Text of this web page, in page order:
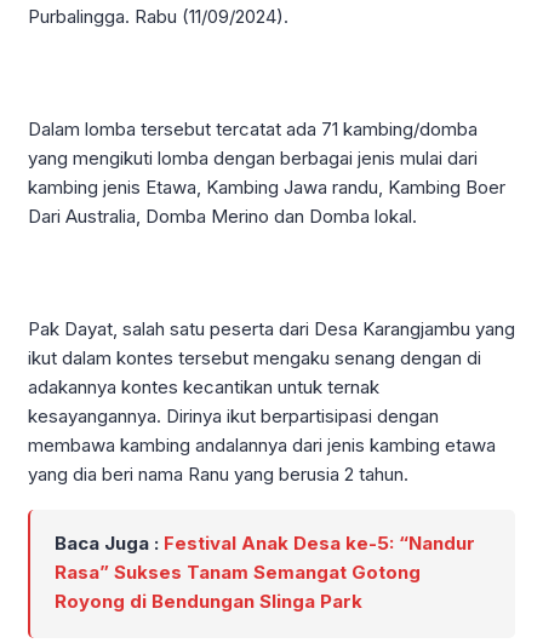
Purbalingga. Rabu (11/09/2024).
Dalam lomba tersebut tercatat ada 71 kambing/domba
yang mengikuti lomba dengan berbagai jenis mulai dari
kambing jenis Etawa, Kambing Jawa randu, Kambing Boer
Dari Australia, Domba Merino dan Domba lokal.
Pak Dayat, salah satu peserta dari Desa Karangjambu yang
ikut dalam kontes tersebut mengaku senang dengan di
adakannya kontes kecantikan untuk ternak
kesayangannya. Dirinya ikut berpartisipasi dengan
membawa kambing andalannya dari jenis kambing etawa
yang dia beri nama Ranu yang berusia 2 tahun.
Baca Juga : Festival Anak Desa ke-5: “Nandur
Rasa” Sukses Tanam Semangat Gotong
Royong di Bendungan Slinga Park